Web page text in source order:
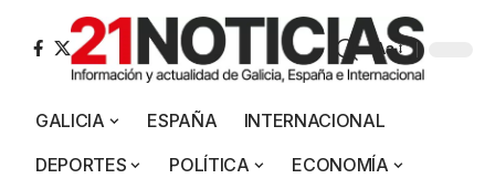
Aa
GALICIA ESPAÑA
INTERNACIONAL
DEPORTES
POLÍTICA
ECONOMÍA